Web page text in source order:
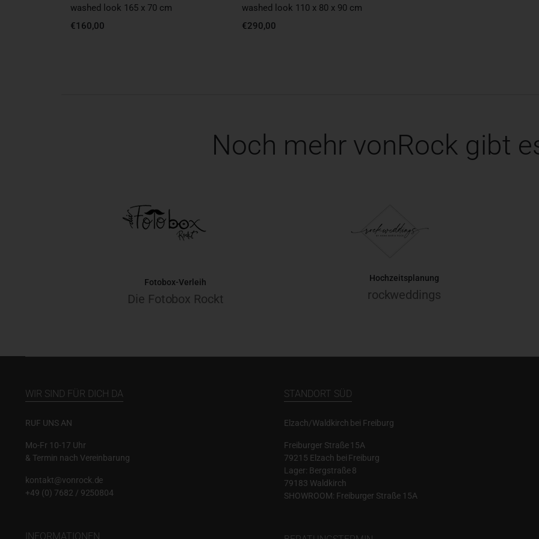
washed look 165 x 70 cm
€160,00
washed look 110 x 80 x 90 cm
€290,00
Noch mehr vonRock gibt
Fotobox-Verleih
Die Fotobox Rockt
Hochzeitsplanung
rockweddings
WIR SIND FÜR DICH DA
RUF UNS AN
Mo-Fr 10-17 Uhr
& Termin nach Vereinbarung
kontakt@vonrock.de
+49 (0) 7682 / 9250804
INFORMATIONEN
STANDORT SÜD
Elzach/Waldkirch bei Freiburg
Freiburger Straße 15A
79215 Elzach bei Freiburg
Lager: Bergstraße 8
79183 Waldkirch
SHOWROOM: Freiburger Straße 15A